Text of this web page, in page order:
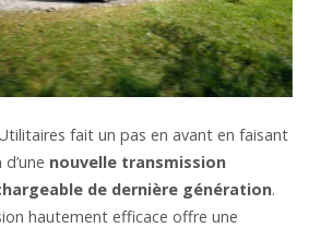
fait un pas en avant en faisant
nouvelle transmission
de dernière génération.
hautement efficace offre une